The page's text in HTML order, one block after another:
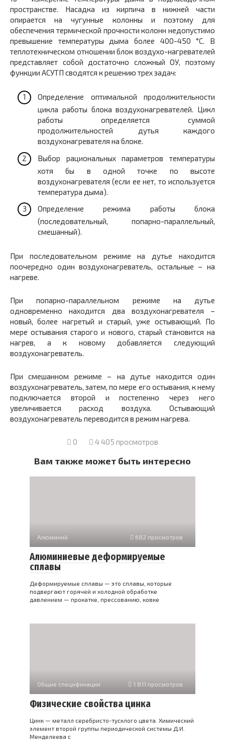
пространстве. Насадка из кирпича в нижней части
опирается на чугунные колонны и поэтому для
обеспечения термической прочности колонн недопустимо
превышение температуры дыма более 400-450 °С. В
теплотехническом отношении блок воздухо-нагревателей
представляет собой достаточно сложный ОУ, поэтому
функции АСУТП сводятся к решению трех задач:
Определение оптимальной продолжительности
цикла работы блока воздухонагревателей. Цикл
работы определяется суммой
продолжительностей дутья каждого
воздухонагревателя на блоке.
Выбор рациональных параметров температуры
хотя бы в одной точке по высоте
воздухонагревателя (если ее нет, то используется
температура дыма).
Определение режима работы блока
(последовательный, попарно-параллельный,
смешанный).
При последовательном режиме на дутье находится
поочередно один воздухонагреватель, остальные – на
нагреве.
При попарно-параллельном режиме на дутье
одновременно находится два воздухонагревателя –
новый, более нагретый и старый, уже остывающий. По
мере остывания старого и нового, старый становится на
нагрев, а к новому добавляется следующий
воздухонагреватель.
При смешанном режиме – на дутье находится один
воздухонагреватель, затем, по мере его остывания, к нему
подключается второй и постепенно через него
увеличивается расход воздуха. Остывающий
воздухонагреватель переводится в режим нагрева.
0 4 405 просмотров
Вам также может быть интересно
Алюминий 682 просмотров
Алюминиевые деформируемые
сплавы
Деформируемые сплавы — это сплавы, которые
подвергают горячей и холодной обработке
давлением — прокатке, прессованию, ковке
Общие спецификации 1 811 просмотров
Физические свойства цинка
Цинк — металл серебристо-тусклого цвета. Химический
элемент второй группы периодической системы Д.И.
Менделеева с